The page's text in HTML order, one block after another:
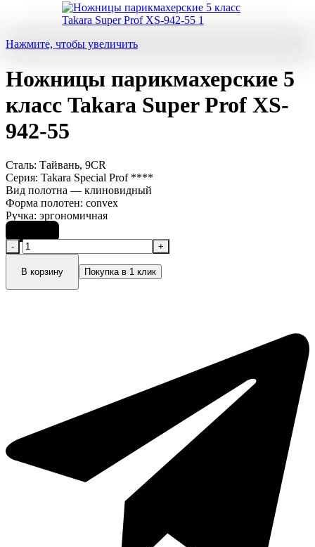
Нажмите, чтобы увеличить
Ножницы парикмахерские 5
класс Takara Super Prof XS-
942-55
Сталь: Тайвань, 9CR
Серия: Takara Special Prof ****
Вид полотна — клиновидный
Форма полотен: convex
Ручка: эргономичная
Количество
товара
Ножницы
парикмахерские
В корзину Покупка в 1 клик